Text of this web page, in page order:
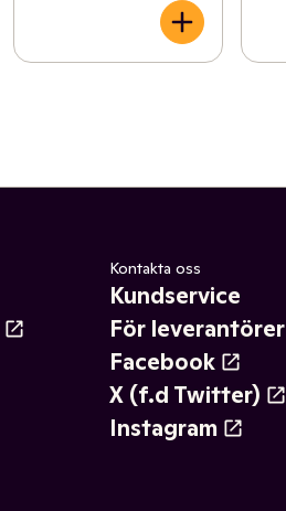
Kontakta oss
Kundservice
För leverantörer
Facebook
X (f.d Twitter)
Instagram